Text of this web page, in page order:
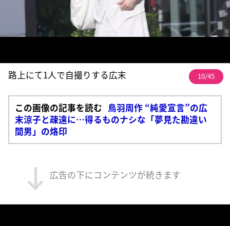
路上にて1人で自撮りする広末 10/45
この画像の記事を読む 鳥羽周作 “純愛宣言”の広
末涼子と疎遠に…得るものナシな「夢見た勘違い
間男」の烙印
広告の下にコンテンツが続きます